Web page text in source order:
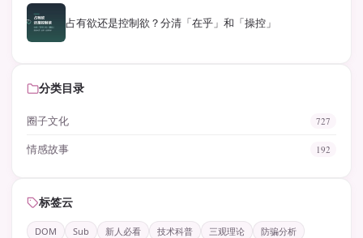
占有欲还是控制欲？分清「在乎」和「操控」
分类目录
圈子文化 727
情感故事 192
标签云
DOM Sub 新人必看 技术科普 三观理论
防骗分析